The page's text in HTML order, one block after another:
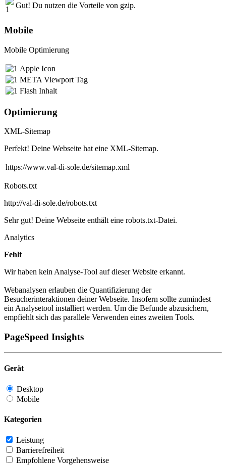
Gut! Du nutzen die Vorteile von gzip.
Mobile
Mobile Optimierung
Apple Icon
META Viewport Tag
Flash Inhalt
Optimierung
XML-Sitemap
Perfekt! Deine Webseite hat eine XML-Sitemap.
https://www.val-di-sole.de/sitemap.xml
Robots.txt
http://val-di-sole.de/robots.txt
Sehr gut! Deine Webseite enthält eine robots.txt-Datei.
Analytics
Fehlt
Wir haben kein Analyse-Tool auf dieser Website erkannt.
Webanalysen erlauben die Quantifizierung der
Besucherinteraktionen deiner Webseite. Insofern sollte zumindest
ein Analysetool installiert werden. Um die Befunde abzusichern,
empfiehlt sich das parallele Verwenden eines zweiten Tools.
PageSpeed Insights
Gerät
Desktop
Mobile
Kategorien
Leistung
Barrierefreiheit
Empfohlene Vorgehensweise